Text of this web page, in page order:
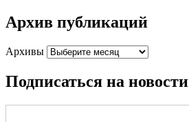
Архив публикаций
Архивы
Подписаться на новости